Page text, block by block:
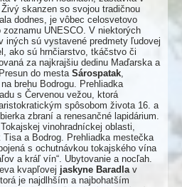
Živý skanzen so svojou tradičnou
dodnes, je vôbec celosvetovo
UNESCO. V niektorých
iných sú vystavené predmety ľudovej
ako sú hrnčiarstvo, tkáčstvo či
za najkrajšiu dedinu Maďarska a
do mesta Sárospatak,
brehu Bodrogu. Prehliadka
s Červenou vežou, ktorá
spôsobom života 16. a
zbraní a renesančné lapidárium.
vinohradníckej oblasti,
Tisa a Bodrog. Prehliadka mestečka
s ochutnávkou tokajského vína
a kráľ vín“. Ubytovanie a nocľah.
kvapľovej jaskyne Baradlav
je najdlhším a najbohatším